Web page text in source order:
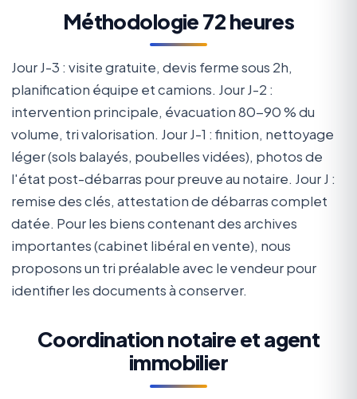
Méthodologie 72 heures
Jour J-3 : visite gratuite, devis ferme sous 2h,
planification équipe et camions. Jour J-2 :
intervention principale, évacuation 80-90 % du
volume, tri valorisation. Jour J-1 : finition, nettoyage
léger (sols balayés, poubelles vidées), photos de
l'état post-débarras pour preuve au notaire. Jour J :
remise des clés, attestation de débarras complet
datée. Pour les biens contenant des archives
importantes (cabinet libéral en vente), nous
proposons un tri préalable avec le vendeur pour
identifier les documents à conserver.
Coordination notaire et agent
immobilier